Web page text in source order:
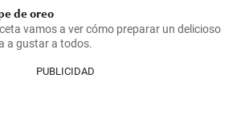
de oreo
vamos a ver cómo preparar un delicioso
a gustar a todos.
PUBLICIDAD